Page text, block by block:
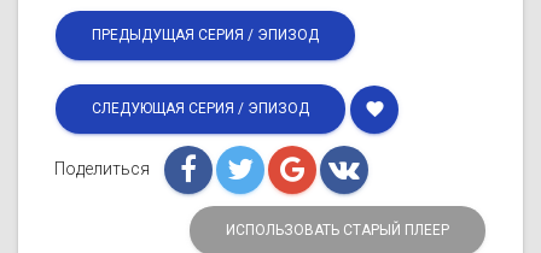
ПРЕДЫДУЩАЯ СЕРИЯ / ЭПИЗОД
СЛЕДУЮЩАЯ СЕРИЯ / ЭПИЗОД favorite
Поделиться
ИСПОЛЬЗОВАТЬ СТАРЫЙ ПЛЕЕР